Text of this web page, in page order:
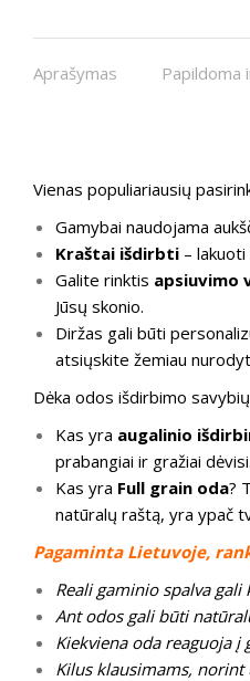
Aprašymas Papildoma
Vienas populiariausių
Gamybai naudojama
Kraštai išdirbti –
Galite rinktis apsiuvimo
Jūsų skonio.
Diržas gali būti
atsiųskite žemiau
Dėka odos išdirbimo
Kas yra augalinio
prabangiai ir gražiai dėvisi.
Kas yra Full grain oda?
natūralų raštą, yra ypač
Pagaminta Lietuvoje,
Reali gaminio spalva
Ant odos gali būti
Kiekviena oda reaguoja į
Kilus klausimams, norint